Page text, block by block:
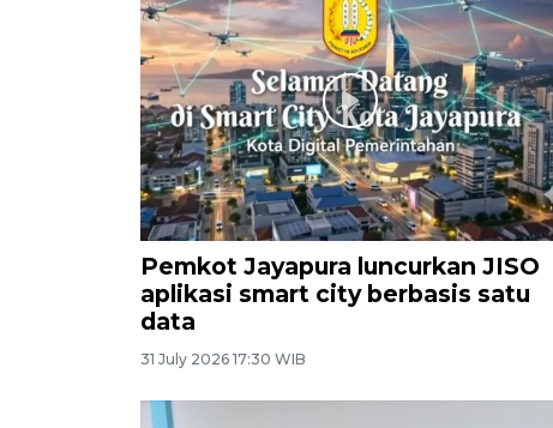
Pemkot Jayapura luncurkan JISO
aplikasi smart city berbasis satu
data
31 July 2026 17:30 WIB